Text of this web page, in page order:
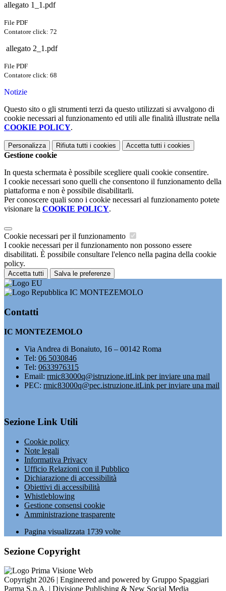
allegato 1_1.pdf
File PDF
Contatore click: 72
​ allegato 2_1.pdf
File PDF
Contatore click: 68
Notizie
Questo sito o gli strumenti terzi da questo utilizzati si avvalgono di
cookie necessari al funzionamento ed utili alle finalità illustrate nella
COOKIE POLICY.
Personalizza Rifiuta tutti i cookies Accetta tutti i cookies
Gestione cookie
In questa schermata è possibile scegliere quali cookie consentire.
I cookie necessari sono quelli che consentono il funzionamento della
piattaforma e non è possibile disabilitarli.
Per conoscere quali sono i cookie necessari al funzionamento potete
visionare la COOKIE POLICY.
Cookie necessari per il funzionamento
I cookie necessari per il funzionamento non possono essere
disabilitati. È possibile consultare l'elenco nella pagina della cookie
policy.
Accetta tutti Salva le preferenze
IC MONTEZEMOLO
Contatti
IC MONTEZEMOLO
Via Andrea di Bonaiuto, 16 – 00142 Roma
Tel: 06 5030846
Tel: 0633976315
Email: rmic83000q@istruzione.itLink per inviare una mail
PEC: rmic83000q@pec.istruzione.itLink per inviare una mail
Sezione Link Utili
Cookie policy
Note legali
Informativa Privacy
Ufficio Relazioni con il Pubblico
Dichiarazione di accessibilità
Obiettivi di accessibilità
Whistleblowing
Gestione consensi cookie
Amministrazione trasparente
Pagina visualizzata 1739 volte
Sezione Copyright
Copyright 2026 | Engineered and powered by Gruppo Spaggiari
Parma S.p.A. | Divisione Publishing & New Social Media